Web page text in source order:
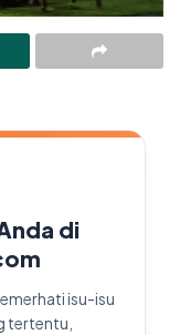
di
isu-isu
tertentu,